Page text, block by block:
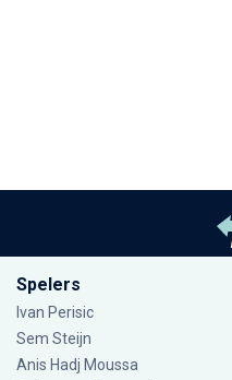
Spelers
Ivan Perisic
Sem Steijn
Anis Hadj Moussa